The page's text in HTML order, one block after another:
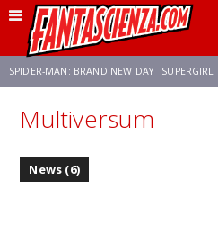
SPIDER-MAN: BRAND NEW DAY SUPERGIRL
FRANCO RICCIARDIELLO AVENGERS:
Multiversum
News (6)